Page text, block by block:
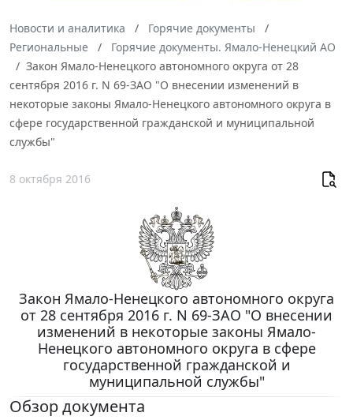
Новости и аналитика
Горячие документы
Региональные
Горячие документы. Ямало-Ненецкий АО
Закон Ямало-Ненецкого автономного округа от 28
сентября 2016 г. N 69-ЗАО "О внесении изменений в
некоторые законы Ямало-Ненецкого автономного округа в
сфере государственной гражданской и муниципальной
службы"
8 октября 2016
Закон Ямало-Ненецкого автономного округа
от 28 сентября 2016 г. N 69-ЗАО "О внесении
изменений в некоторые законы Ямало-
Ненецкого автономного округа в сфере
государственной гражданской и
муниципальной службы"
Обзор документа